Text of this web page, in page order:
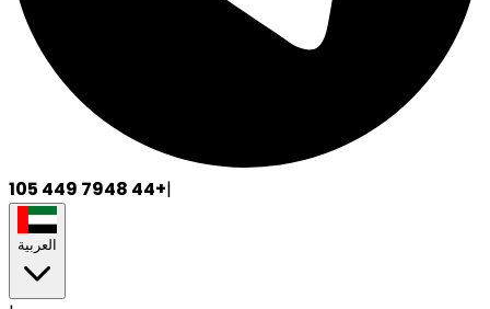
+44 7948 449 105|
العربية